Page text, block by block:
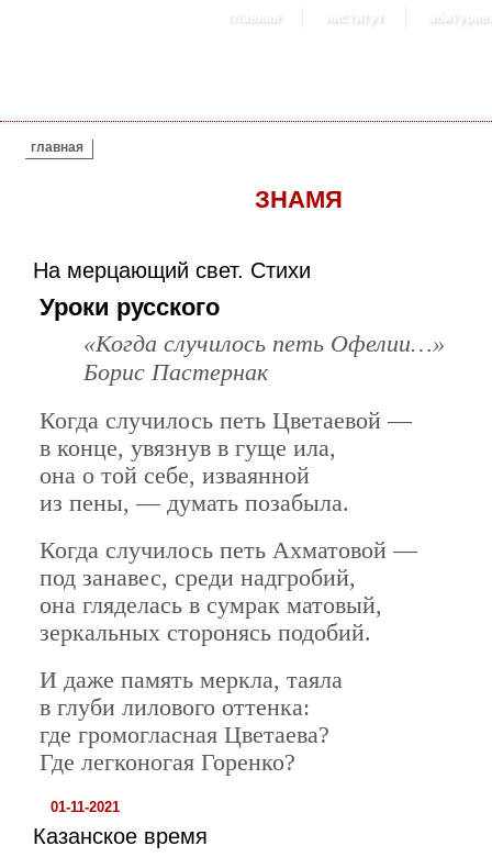
главная институт
ВЫ ЗДЕСЬ
главная
ЗНАМЯ
На мерцающий свет. Стихи
Уроки русского
«Когда случилось петь Офелии…»
Борис Пастернак
Когда случилось петь Цветаевой —
в конце, увязнув в гуще ила,
она о той себе, изваянной
из пены, — думать позабыла.
Когда случилось петь Ахматовой —
под занавес, среди надгробий,
она гляделась в сумрак матовый,
зеркальных сторонясь подобий.
И даже память меркла, таяла
в глуби лилового оттенка:
где громогласная Цветаева?
Где легконогая Горенко?
01-11-2021
Казанское время